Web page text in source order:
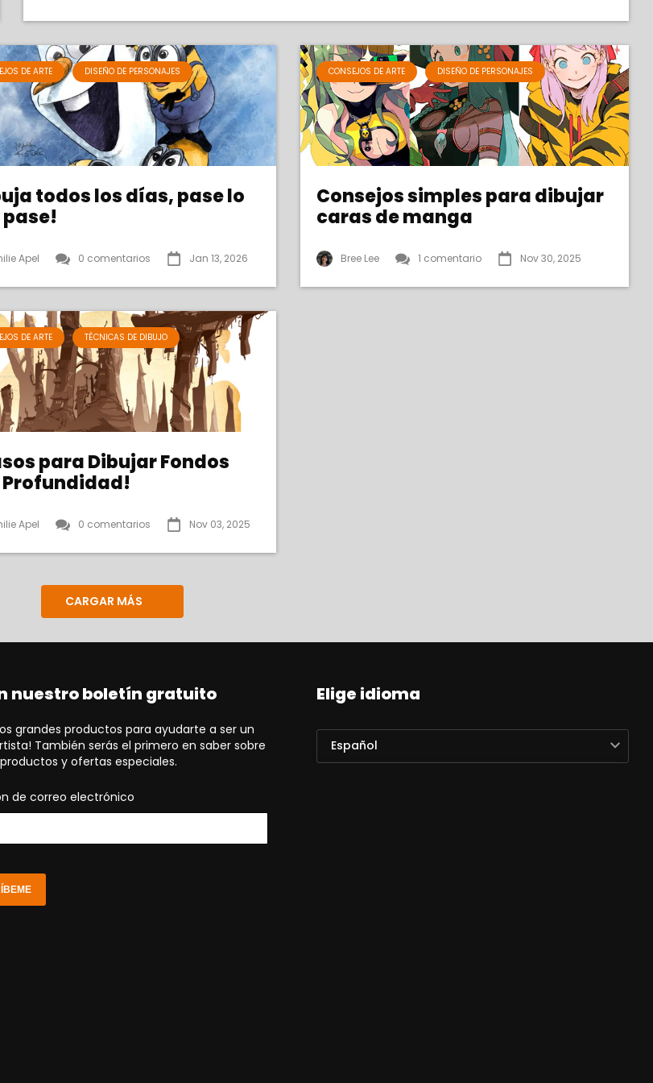
DE ARTE DISEÑO DE PERSONAJES
todos los días, pase lo
Apel 0 comentarios Jan 13, 2026
CONSEJOS DE ARTE DISEÑO DE PERSONAJES
Consejos simples para dibujar
caras de manga
Bree Lee 1 comentario Nov 30, 2025
DE ARTE TÉCNICAS DE DIBUJO
para Dibujar Fondos
Profundidad!
Apel 0 comentarios Nov 03, 2025
CARGAR MÁS
nuestro boletín gratuito
grandes productos para ayudarte a ser un
También serás el primero en saber sobre
y ofertas especiales.
de correo electrónico
Elige idioma
Español